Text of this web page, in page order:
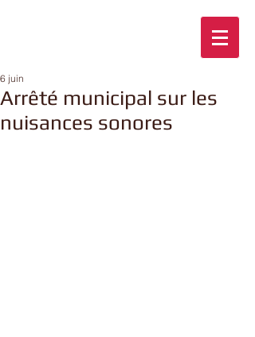
Arrêté municipal sur les
nuisances sonores
6 juin